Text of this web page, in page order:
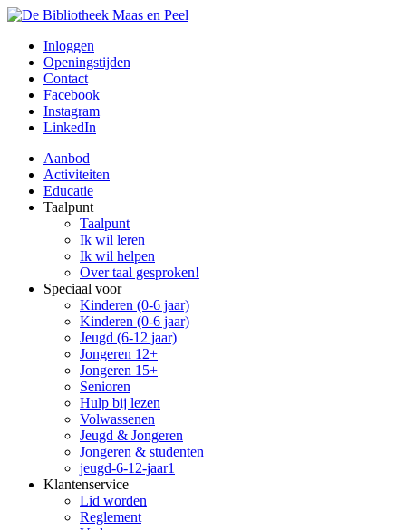
Inloggen
Openingstijden
Contact
Facebook
Instagram
LinkedIn
Aanbod
Activiteiten
Educatie
Taalpunt
Taalpunt
Ik wil leren
Ik wil helpen
Over taal gesproken!
Speciaal voor
Kinderen (0-6 jaar)
Kinderen (0-6 jaar)
Jeugd (6-12 jaar)
Jongeren 12+
Jongeren 15+
Senioren
Hulp bij lezen
Volwassenen
Jeugd & Jongeren
Jongeren & studenten
jeugd-6-12-jaar1
Klantenservice
Lid worden
Reglement